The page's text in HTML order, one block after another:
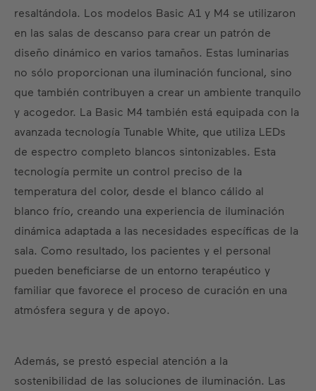
resaltándola. Los modelos Basic A1 y M4 se utilizaron
en las salas de descanso para crear un patrón de
diseño dinámico en varios tamaños. Estas luminarias
no sólo proporcionan una iluminación funcional, sino
que también contribuyen a crear un ambiente tranquilo
y acogedor. La Basic M4 también está equipada con la
avanzada tecnología Tunable White, que utiliza LEDs
de espectro completo blancos sintonizables. Esta
tecnología permite un control preciso de la
temperatura del color, desde el blanco cálido al
blanco frío, creando una experiencia de iluminación
dinámica adaptada a las necesidades específicas de la
sala. Como resultado, los pacientes y el personal
pueden beneficiarse de un entorno terapéutico y
familiar que favorece el proceso de curación en una
atmósfera segura y de apoyo.
Además, se prestó especial atención a la
sostenibilidad de las soluciones de iluminación. Las